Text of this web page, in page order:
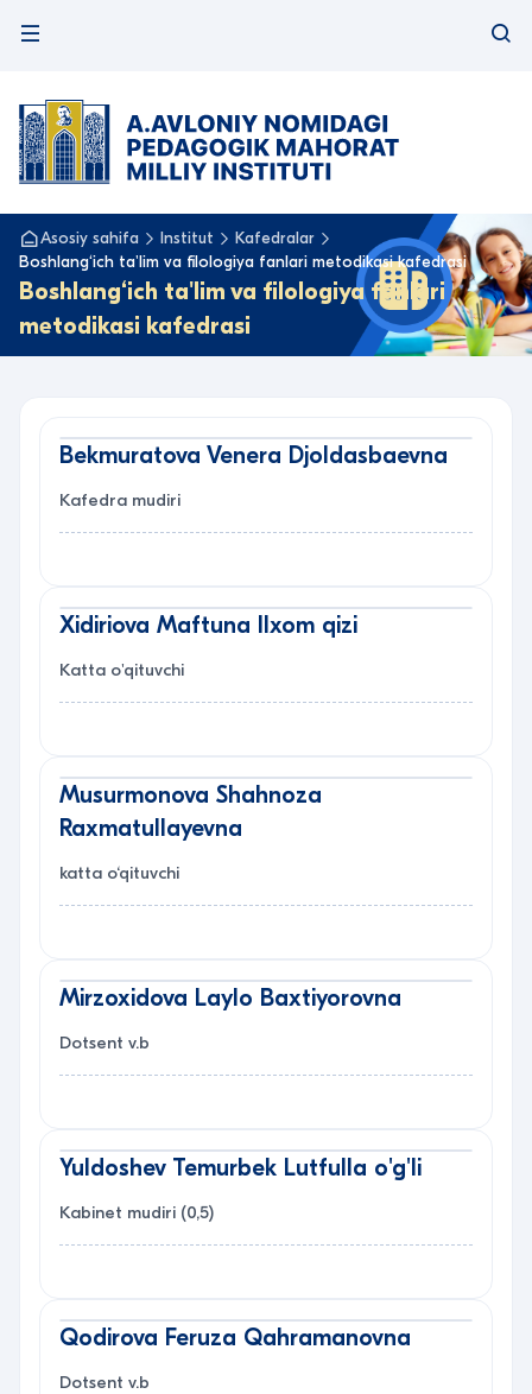
Asosiy sahifa Institut
Kafedralar
Boshlang‘ich ta'lim va filologiya fanlari metodikasi kafedrasi
Boshlang‘ich ta'lim va filologiya fanlari
metodikasi kafedrasi
Bekmuratova Venera Djoldasbaevna
Kafedra mudiri
Xidiriova Maftuna Ilxom qizi
Katta o'qituvchi
Musurmonova Shahnoza
Raxmatullayevna
katta o‘qituvchi
Mirzoxidova Laylo Baxtiyorovna
Dotsent v.b
Yuldoshev Temurbek Lutfulla o'g'li
Kabinet mudiri (0,5)
Qodirova Feruza Qahramanovna
Dotsent v.b